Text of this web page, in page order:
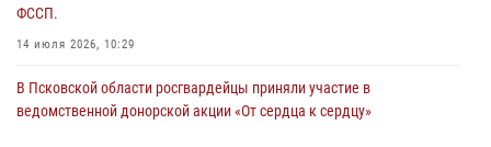
ФССП.
14 июля 2026, 10:29
В Псковской области росгвардейцы приняли участие в
ведомственной донорской акции «От сердца к сердцу»